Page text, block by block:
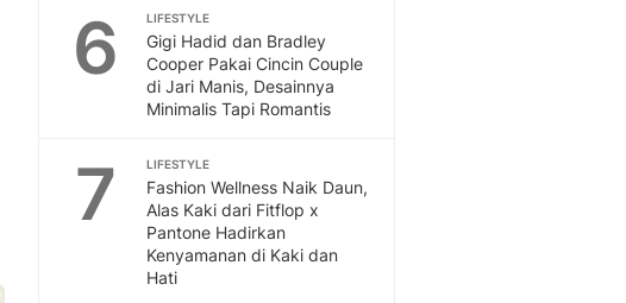
6 LIFESTYLE
Gigi Hadid dan Bradley
Cooper Pakai Cincin Couple
di Jari Manis, Desainnya
Minimalis Tapi Romantis
7 LIFESTYLE
Fashion Wellness Naik Daun,
Alas Kaki dari Fitflop x
Pantone Hadirkan
Kenyamanan di Kaki dan
Hati